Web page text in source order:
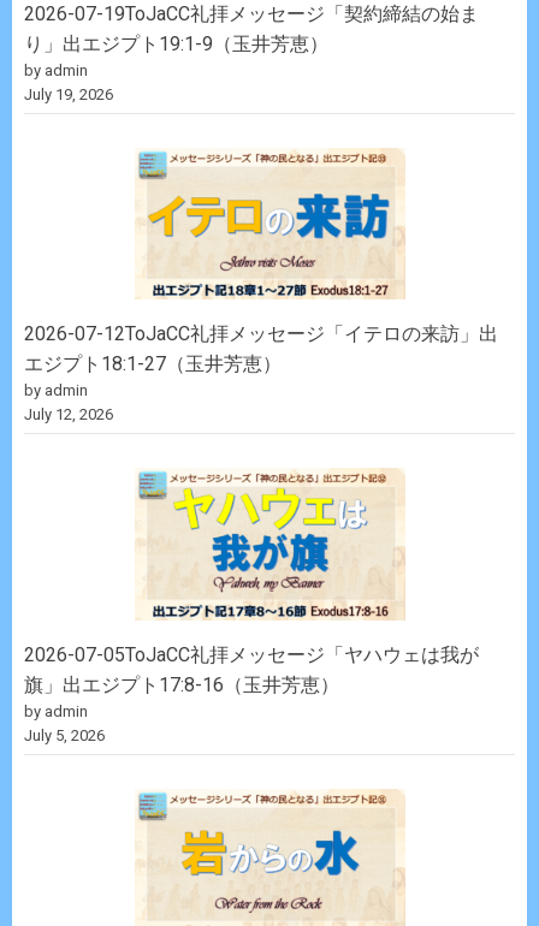
2026-07-19ToJaCC礼拝メッセージ「契約締結の始ま
り」出エジプト19:1-9（玉井芳恵）
by admin
July 19, 2026
2026-07-12ToJaCC礼拝メッセージ「イテロの来訪」出
エジプト18:1-27（玉井芳恵）
by admin
July 12, 2026
2026-07-05ToJaCC礼拝メッセージ「ヤハウェは我が
旗」出エジプト17:8-16（玉井芳恵）
by admin
July 5, 2026